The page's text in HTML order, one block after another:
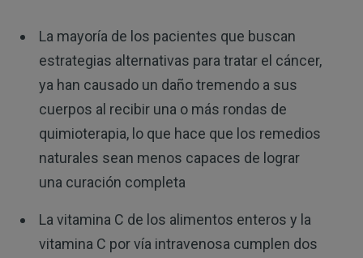
La mayoría de los pacientes que buscan
estrategias alternativas para tratar el cáncer,
ya han causado un daño tremendo a sus
cuerpos al recibir una o más rondas de
quimioterapia, lo que hace que los remedios
naturales sean menos capaces de lograr
una curación completa
La vitamina C de los alimentos enteros y la
vitamina C por vía intravenosa cumplen dos